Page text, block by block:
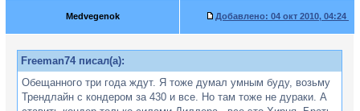
Medvegenok Добавлено: 04 окт 2010, 04:24
Freeman74 писал(а):
Обещанного три года ждут. Я тоже думал умным буду, возьму
Трендлайн с кондером за 430 и все. Но там тоже не дураки. А